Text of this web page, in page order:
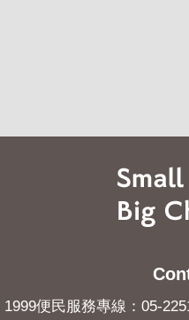
1999便民服務專線：05-